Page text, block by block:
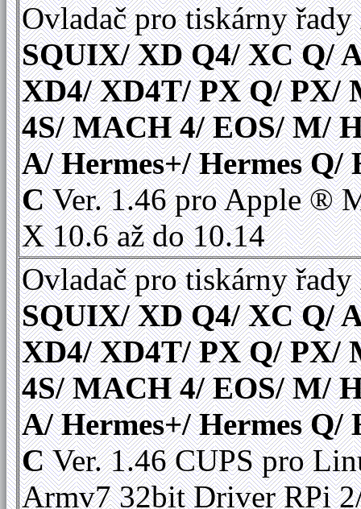
Ovladač pro tiskárny řady
SQUIX/ XD Q4/ XC Q/
XD4/ XD4T/ PX Q/ PX/
4S/ MACH 4/ EOS/ M/
A/ Hermes+/ Hermes Q/
CVer. 1.46 pro Apple ®
X 10.6 až do 10.14
Ovladač pro tiskárny řady
SQUIX/ XD Q4/ XC Q/
XD4/ XD4T/ PX Q/ PX/
4S/ MACH 4/ EOS/ M/
A/ Hermes+/ Hermes Q/
CVer. 1.46 CUPS pro
Armv7 32bit Driver RPi